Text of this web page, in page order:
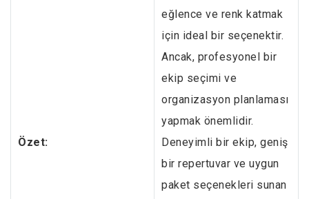
Özet:
eğlence ve renk katmak
için ideal bir seçenektir.
Ancak, profesyonel bir
ekip seçimi ve
organizasyon planlaması
yapmak önemlidir.
Deneyimli bir ekip, geniş
bir repertuvar ve uygun
paket seçenekleri sunan